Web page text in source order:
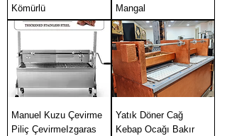
Kömürlü
Mangal
Manuel Kuzu Çevirme
Piliç ÇevirmeIzgaras
Yatık Döner Cağ
Kebap Ocağı Bakır